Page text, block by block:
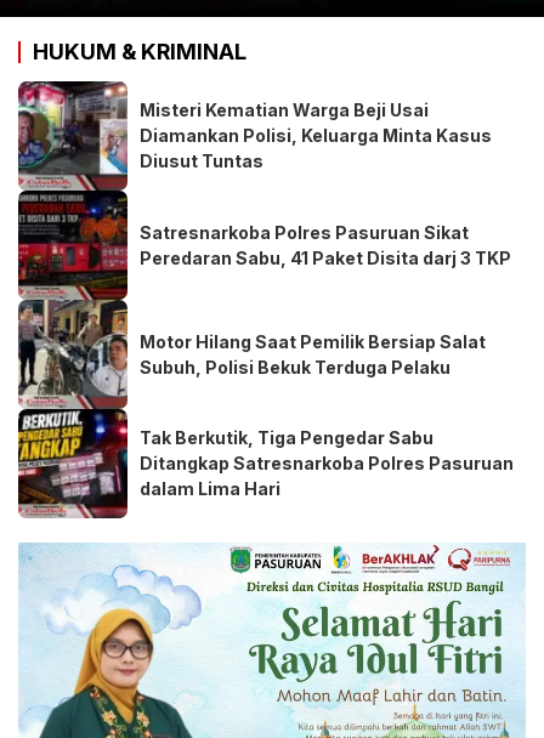
HUKUM & KRIMINAL
Misteri Kematian Warga Beji Usai
Diamankan Polisi, Keluarga Minta Kasus
Diusut Tuntas
Satresnarkoba Polres Pasuruan Sikat
Peredaran Sabu, 41 Paket Disita darj 3 TKP
Motor Hilang Saat Pemilik Bersiap Salat
Subuh, Polisi Bekuk Terduga Pelaku
Tak Berkutik, Tiga Pengedar Sabu
Ditangkap Satresnarkoba Polres Pasuruan
dalam Lima Hari